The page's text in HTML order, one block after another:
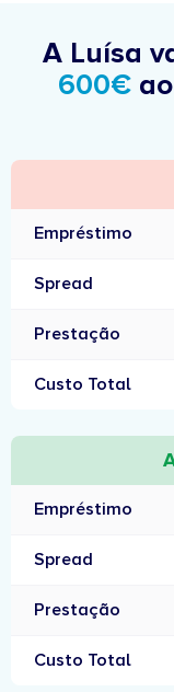
A Luísa
600€
Empréstimo
Spread
Prestação
Custo Total
Empréstimo
Spread
Prestação
Custo Total